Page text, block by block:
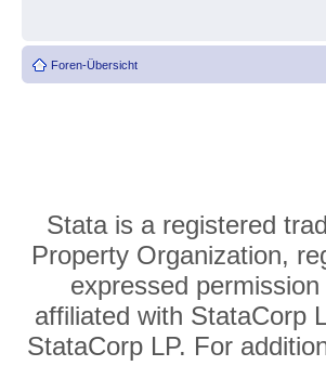
Foren-Übersicht
Stata is a registered
Property Organization,
expressed
affiliated with StataCorp
StataCorp LP. For